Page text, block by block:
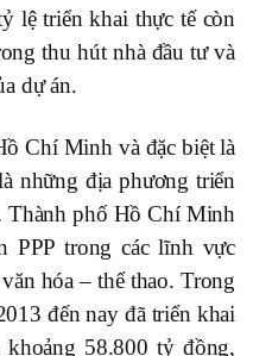
lệ triển khai thực tế còn
thu hút nhà đầu tư và
dự án.
Minh và đặc biệt là
những địa phương triển
Thành phố Hồ Chí Minh
PPP trong các lĩnh vực
hóa – thể thao. Trong
đến nay đã triển khai
58.800 tỷ đồng,